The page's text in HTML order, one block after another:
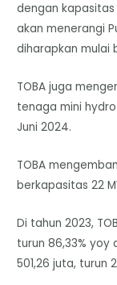
dengan kapasitas
akan menerangi
diharapkan mulai
TOBA juga
tenaga mini
Juni 2024.
TOBA
berkapasitas 22
Di tahun 2023,
turun 86,33% yoy
501,26 juta, turun